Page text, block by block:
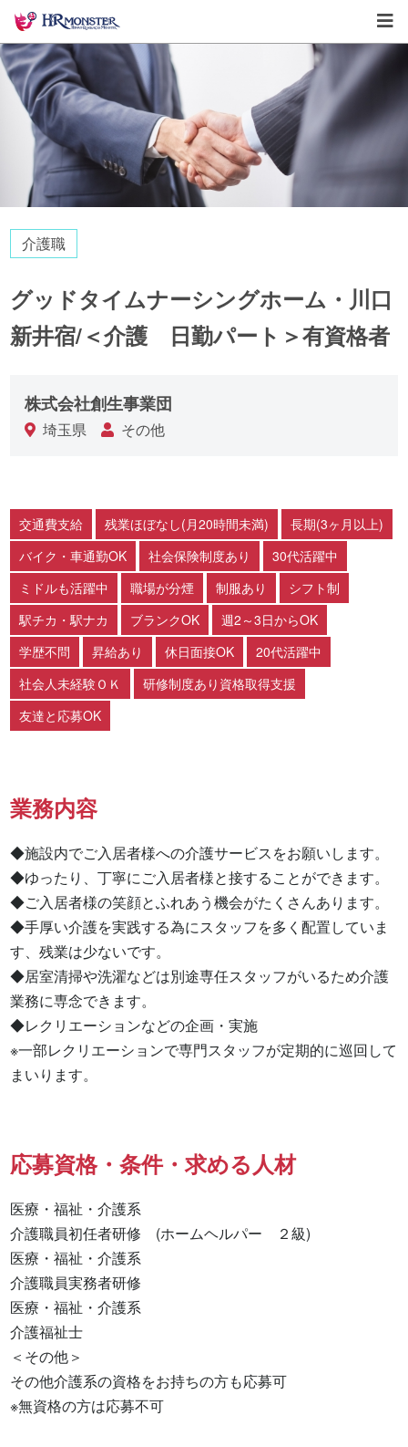
介護職
グッドタイムナーシングホーム・川口
新井宿/＜介護 日勤パート＞有資格者
株式会社創生事業団
埼玉県 その他
交通費支給 残業ほぼなし(月20時間未満)
長期(3ヶ月以上)
バイク・車通勤OK
社会保険制度あり
30代活躍中
ミドルも活躍中
職場が分煙 制服あり
シフト制
駅チカ・駅ナカ
ブランクOK
週2～3日からOK
学歴不問
昇給あり 休日面接OK
20代活躍中
社会人未経験ＯＫ
研修制度あり資格取得支援
友達と応募OK
業務内容
◆施設内でご入居者様への介護サービスをお願いします。
◆ゆったり、丁寧にご入居者様と接することができます。
◆ご入居者様の笑顔とふれあう機会がたくさんあります。
◆手厚い介護を実践する為にスタッフを多く配置していま
す、残業は少ないです。
◆居室清掃や洗濯などは別途専任スタッフがいるため介護
業務に専念できます。
◆レクリエーションなどの企画・実施
※一部レクリエーションで専門スタッフが定期的に巡回して
まいります。
応募資格・条件・求める人材
医療・福祉・介護系
介護職員初任者研修　(ホームヘルパー　２級)
医療・福祉・介護系
介護職員実務者研修
医療・福祉・介護系
介護福祉士
＜その他＞
その他介護系の資格をお持ちの方も応募可
※無資格の方は応募不可